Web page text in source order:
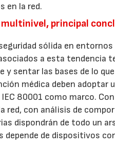
en la red.
principal
sólida en
a esta
y sentar las bases de lo
médica deben adoptar
80001 como marco.
red, con análisis de
dispondrán de todo un
depende de dispositivos